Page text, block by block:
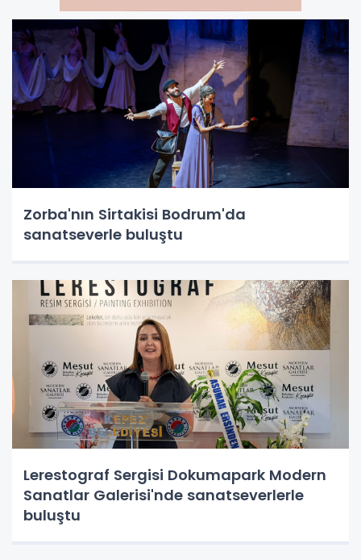
Zorba'nın Sirtakisi Bodrum'da
sanatseverle buluştu
Lerestograf Sergisi Dokumapark Modern
Sanatlar Galerisi'nde sanatseverlerle
buluştu